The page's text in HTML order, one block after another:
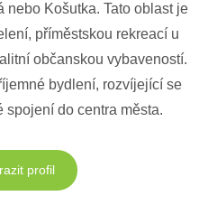
nebo Košutka. Tato oblast je
příměstskou rekreací u
občanskou vybaveností.
bydlení, rozvíjející se
spojení do centra města.
profil